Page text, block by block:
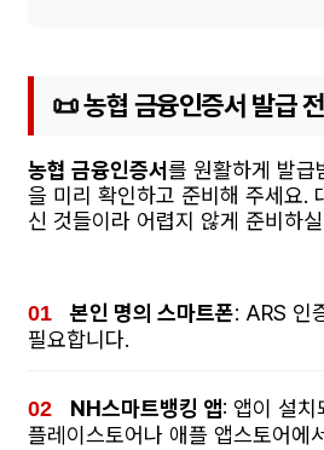
📜 농협 금융인증서 발급
농협 금융인증서를 원활하게 발급
을 미리 확인하고 준비해 주세요.
신 것들이라 어렵지 않게 준비하
본인 명의 스마트폰: ARS 인
필요합니다.
NH스마트뱅킹 앱: 앱이 설치
플레이스토어나 애플 앱스토어에